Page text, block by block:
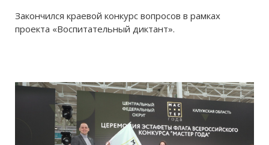
Закончился краевой конкурс вопросов в рамках
проекта «Воспитательный диктант».